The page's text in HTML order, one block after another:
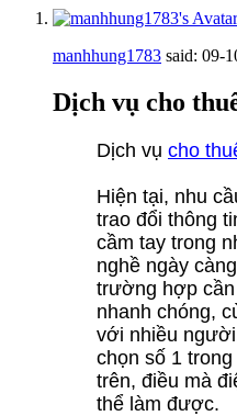
manhhung1783 said: 09-
Dịch vụ cho
Dịch vụ cho
Hiện tại, nhu
trao đổi thông
cầm tay trong
nghề ngày
trường hợp
nhanh chóng,
với nhiều
chọn số 1
trên, điều mà
thể làm được.